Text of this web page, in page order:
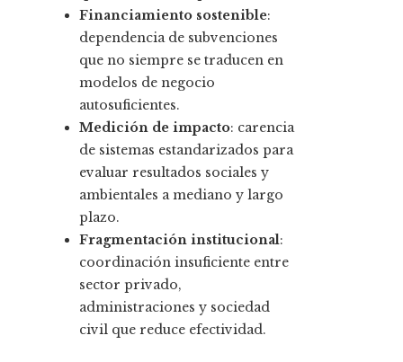
Financiamiento sostenible:
dependencia de subvenciones
que no siempre se traducen en
modelos de negocio
autosuficientes.
Medición de impacto: carencia
de sistemas estandarizados para
evaluar resultados sociales y
ambientales a mediano y largo
plazo.
Fragmentación institucional:
coordinación insuficiente entre
sector privado,
administraciones y sociedad
civil que reduce efectividad.